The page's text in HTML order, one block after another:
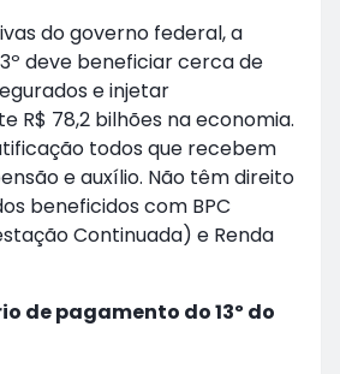
do governo federal, a
deve beneficiar cerca de
e injetar
R$ 78,2 bilhões na economia.
todos que recebem
e auxílio. Não têm direito
beneficidos com BPC
Continuada) e Renda
de pagamento do 13º do